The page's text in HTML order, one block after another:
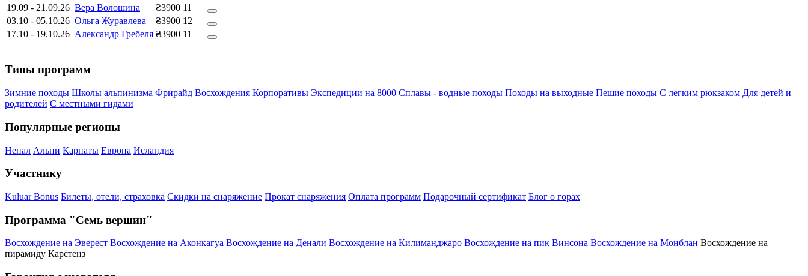
19.09 - 21.09.26 Вера Волошина ₴3900 11
03.10 - 05.10.26 Ольга Журавлева ₴3900 12
17.10 - 19.10.26 Александр Гребеля ₴3900 11
Типы программ
Зимние походы Школы альпинизма Фрирайд Восхождения Корпоративы Экспедиции на 8000 Сплавы - водные походы Походы на выходные Пешие походы С легким рюкзаком Для детей и
родителей С местными гидами
Популярные регионы
Непал Альпи Карпаты Европа Исландия
Участнику
Kuluar Bonus Билеты, отели, страховка Скидки на снаряжение Прокат снаряжения Оплата программ Подарочный сертификат Блог о горах
Программа "Семь вершин"
Восхождение на Эверест Восхождение на Аконкагуа Восхождение на Денали Восхождение на Килиманджаро Восхождение на пик Винсона Восхождение на Монблан Восхождение на
пирамиду Карстенз